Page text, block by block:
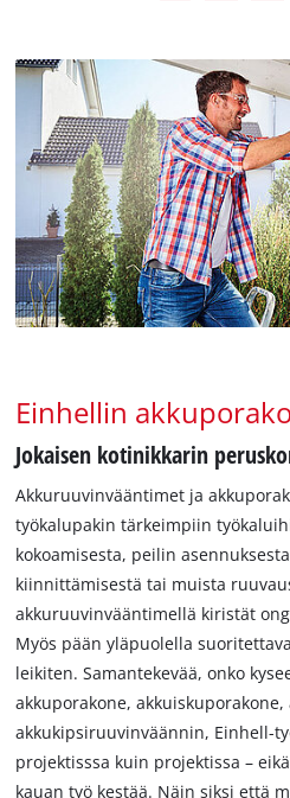
Einhellin
Jokaisen kotinikkarin
Akkuruuvinvääntimet ja
työkalupakin tärkeimpiin
kokoamisesta, peilin
kiinnittämisestä tai muista
akkuruuvinvääntimellä kiristät
Myös pään yläpuolella
leikiten. Samantekevää, onko
akkuporakone,
akkukipsiruuvinväännin, Einhell-
projektisssa kuin projektissa –
kauan työ kestää. Näin siksi että